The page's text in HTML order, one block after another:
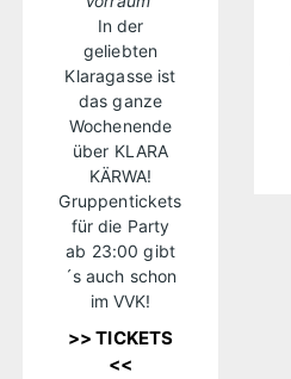
In der
geliebten
Klaragasse ist
das ganze
Wochenende
über KLARA
KÄRWA!
Gruppentickets
für die Party
ab 23:00 gibt
´s auch schon
im VVK!
>> TICKETS
<<